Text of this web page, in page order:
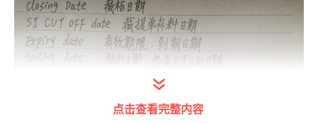
点击查看完整内容